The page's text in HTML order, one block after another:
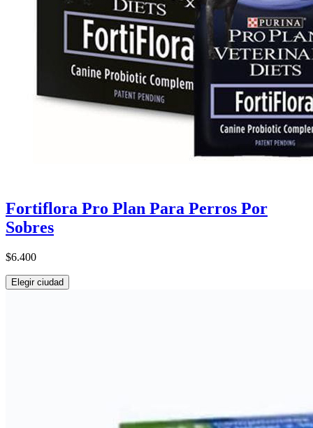
Fortiflora Pro Plan Para Perros Por
Sobres
$6.400
Elegir ciudad